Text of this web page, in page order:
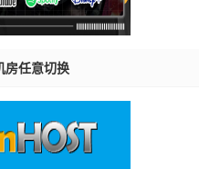
房任意切换